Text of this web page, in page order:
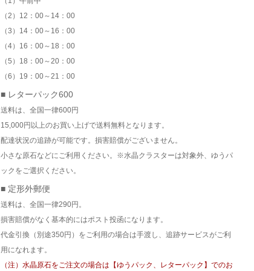
（2）12：00～14：00
（3）14：00～16：00
（4）16：00～18：00
（5）18：00～20：00
（6）19：00～21：00
■ レターパック600
送料は、全国一律600円
15,000円以上のお買い上げで送料無料となります。
配達状況の追跡が可能です。損害賠償がございません。
小さな原石などにご利用ください。※水晶クラスターは対象外、ゆうパ
ックをご選択ください。
■ 定形外郵便
送料は、全国一律290円。
損害賠償がなく基本的にはポスト投函になります。
代金引換（別途350円）をご利用の場合は手渡し、追跡サービスがご利
用になれます。
（注）水晶原石をご注文の場合は【ゆうパック、レターパック】でのお